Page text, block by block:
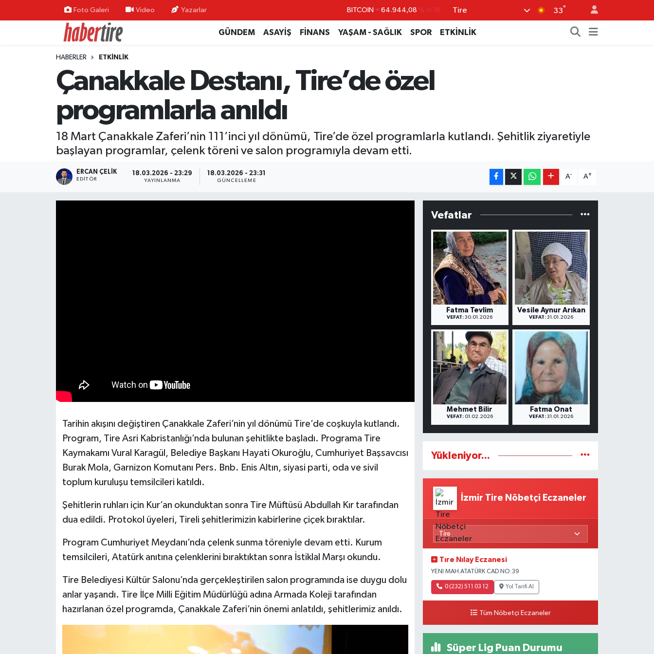
Foto Galeri Video Yazarlar DOLAR 47,7436 %0.18
EURO 55,2510 %0.32
BİST100 13.779 %-14
Tire 33°
GÜNDEM ASAYİŞ FİNANS YAŞAM - SAĞLIK SPOR ETKİNLİK
HABERLER ETKİNLİK
Çanakkale Destanı, Tire’de özel
programlarla anıldı
18 Mart Çanakkale Zaferi’nin 111’inci yıl dönümü, Tire’de özel programlarla kutlandı. Şehitlik ziyaretiyle
başlayan programlar, çelenk töreni ve salon programıyla devam etti.
ERCAN ÇELIK
EDITÖR
18.03.2026 - 23:29
YAYINLANMA
18.03.2026 - 23:31
GÜNCELLEME
A- A+
Tarihin akışını değiştiren Çanakkale Zaferi’nin yıl dönümü Tire’de coşkuyla kutlandı.
Program, Tire Asri Kabristanlığı’nda bulunan şehitlikte başladı. Programa Tire
Kaymakamı Vural Karagül, Belediye Başkanı Hayati Okuroğlu, Cumhuriyet Başsavcısı
Burak Mola, Garnizon Komutanı Pers. Bnb. Enis Altın, siyasi parti, oda ve sivil
toplum kuruluşu temsilcileri katıldı.
Şehitlerin ruhları için Kur’an okunduktan sonra Tire Müftüsü Abdullah Kır tarafından
dua edildi. Protokol üyeleri, Tireli şehitlerimizin kabirlerine çiçek bıraktılar.
Program Cumhuriyet Meydanı’nda çelenk sunma töreniyle devam etti. Kurum
temsilcileri, Atatürk anıtına çelenklerini bıraktıktan sonra İstiklal Marşı okundu.
Tire Belediyesi Kültür Salonu’nda gerçekleştirilen salon programında ise duygu dolu
anlar yaşandı. Tire İlçe Milli Eğitim Müdürlüğü adına Armada Koleji tarafından
hazırlanan özel programda, Çanakkale Zaferi’nin önemi anlatıldı, şehitlerimiz anıldı.
Vefatlar
Fatma Tevlim
VEFAT: 30.01.2026
Vesile Aynur Arıkan
VEFAT: 31.01.2026
Mehmet Bilir
VEFAT:01.02.2026
Fatma Onat
VEFAT: 31.01.2026
Yükleniyor...
İzmir Tire Nöbetçi Eczaneler
Tıre Nılay Eczanesi
YENI MAH.ATATÜRK CAD.NO:39
0 (232) 511 03 12 Yol Tarifi Al
Tüm Nöbetçi Eczaneler
Süper Lig Puan Durumu
Tire Nöbetçi Eczaneler
Tire Hava Durumu
Tire Trafik Yoğunluk Haritası
Süper Lig Puan Durumu ve Fikstür
Tüm Manşetler
Haber Arşivi